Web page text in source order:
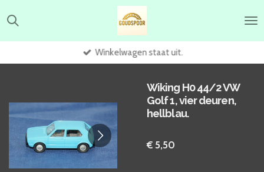
direct
hoofdinhoud
Winkelwagen staat uit.
Wiking H0 44/2 VW
Golf 1, vier deuren,
hellblau.
€ 5,50